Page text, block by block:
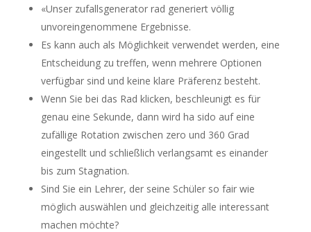
«Unser zufallsgenerator rad generiert völlig
unvoreingenommene Ergebnisse.
Es kann auch als Möglichkeit verwendet werden, eine
Entscheidung zu treffen, wenn mehrere Optionen
verfügbar sind und keine klare Präferenz besteht.
Wenn Sie bei das Rad klicken, beschleunigt es für
genau eine Sekunde, dann wird ha sido auf eine
zufällige Rotation zwischen zero und 360 Grad
eingestellt und schließlich verlangsamt es einander
bis zum Stagnation.
Sind Sie ein Lehrer, der seine Schüler so fair wie
möglich auswählen und gleichzeitig alle interessant
machen möchte?